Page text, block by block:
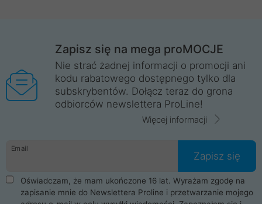
Zapisz się na mega proMOCJE
Nie strać żadnej informacji o promocji ani
kodu rabatowego dostępnego tylko dla
subskrybentów. Dołącz teraz do grona
odbiorców newslettera ProLine!
Więcej informacji
Email
Zapisz się
Oświadczam, że mam ukończone 16 lat. Wyrażam zgodę na
zapisanie mnie do Newslettera Proline i przetwarzanie mojego